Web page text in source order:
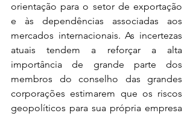
orientação para o setor de exportação
e às dependências associadas aos
mercados internacionais. As incertezas
atuais tendem a reforçar a alta
importância de grande parte dos
membros do conselho das grandes
corporações estimarem que os riscos
geopolíticos para sua própria empresa